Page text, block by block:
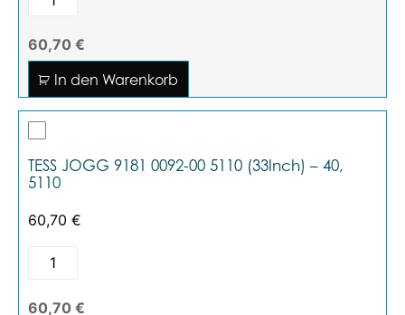
60,70 €
In den Warenkorb
TESS JOGG 9181 0092-00 5110 (33Inch) – 40,
5110
60,70 €
60,70 €